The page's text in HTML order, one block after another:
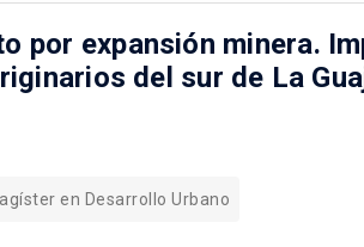
por expansión minera.
del sur de La
en Desarrollo Urbano